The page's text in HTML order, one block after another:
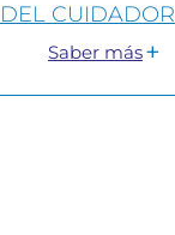
CUIDADOR
Saber más